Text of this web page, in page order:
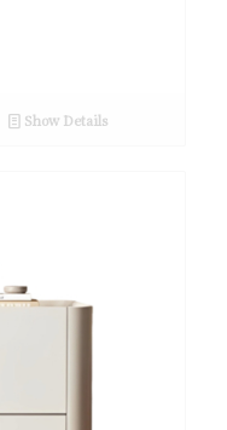
Show Details